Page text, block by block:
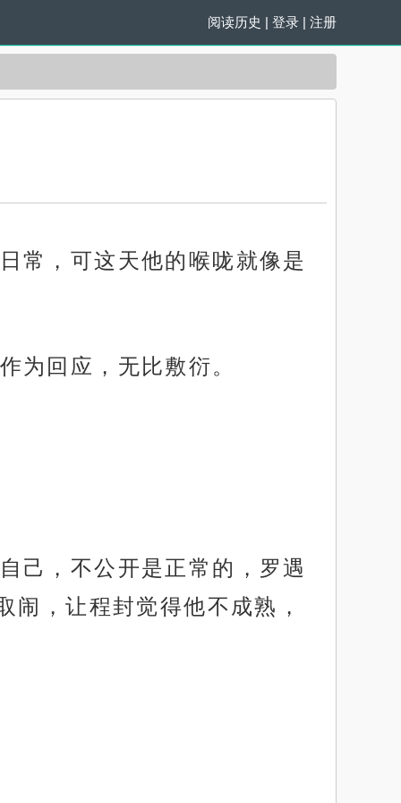
阅读历史 | 登录 | 注册
常，可这天他的喉咙就像是
为回应，无比敷衍。
己，不公开是正常的，罗遇
，让程封觉得他不成熟，